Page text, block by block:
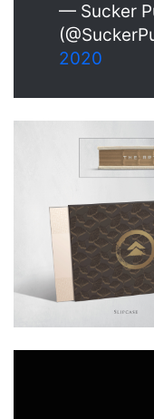
— Sucker
2020